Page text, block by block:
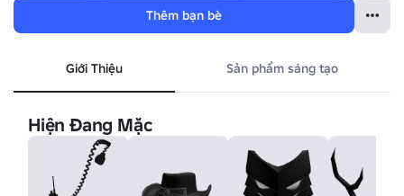
Thêm bạn bè
Giới Thiệu Sản phẩm sáng tạo
Hiện Đang Mặc